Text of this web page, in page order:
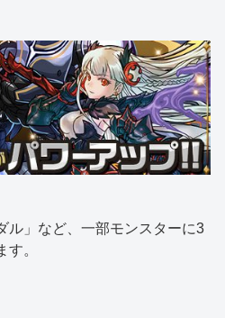
ル」など、一部モンスターに3
。